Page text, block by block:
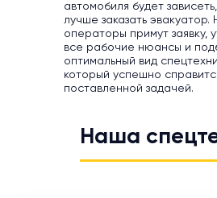
автомобиля будет
лучше заказать эвакуатор.
операторы примут заявку,
все рабочие нюансы и
оптимальный вид
который успешно
поставленной задачей.
Наша